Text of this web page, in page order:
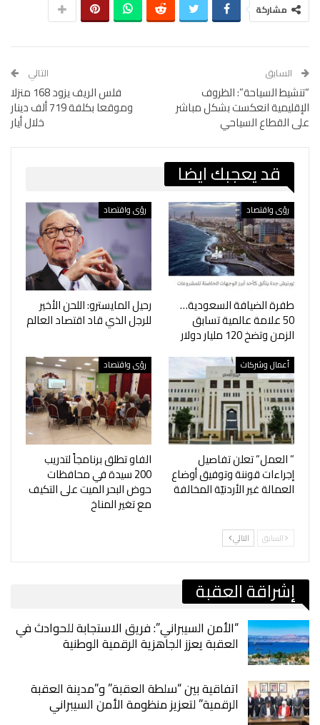
مشاركة
السابق
“تنشيط السياحة”: الظروف
الإقليمية انعكست بشكل مباشر
على القطاع السياحي
التالي
فلس الريف يزود 168 منزلا
وموقعا بكلفة 719 ألف دينار
خلال أيار
قد يعجبك ايضا
رؤى واقتصاد
طفرة الضيافة السعودية…
50 علامة عالمية تسابق
الزمن وتضخ 120 مليار دولار
رؤى واقتصاد
رحيل المايسترو: اللحن الأخير
للرجل الذي قاد اقتصاد العالم
أعمال وشركات
” العمل” تعلن تفاصيل
إجراءات قوننة وتوفيق أوضاع
العمالة غير الأردنيّة المخالفة
رؤى واقتصاد
الفاو تطلق برنامجاً لتدريب
200 سيدة في محافظات
حوض البحر الميت على التكيف
مع تغير المناخ
السابق التالي
إشراقة العقبة
“الأمن السيبراني”: فريق الاستجابة للحوادث في
العقبة يعزز الجاهزية الرقمية الوطنية
اتفاقية بين “سلطة العقبة” و”مدينة العقبة
الرقمية” لتعزيز منظومة الأمن السيبراني